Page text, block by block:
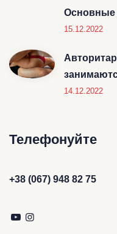
Основные
15.12.2022
14.12.2022
Телефонуйте
+38 (067) 948 82 75